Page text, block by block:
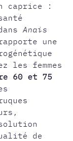
caprice :
Anais
une
les femmes
60 et 75
de